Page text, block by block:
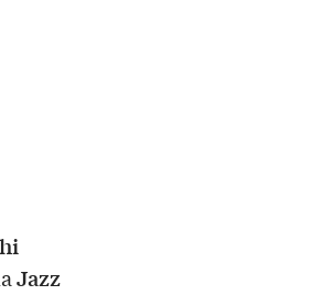
Jazz